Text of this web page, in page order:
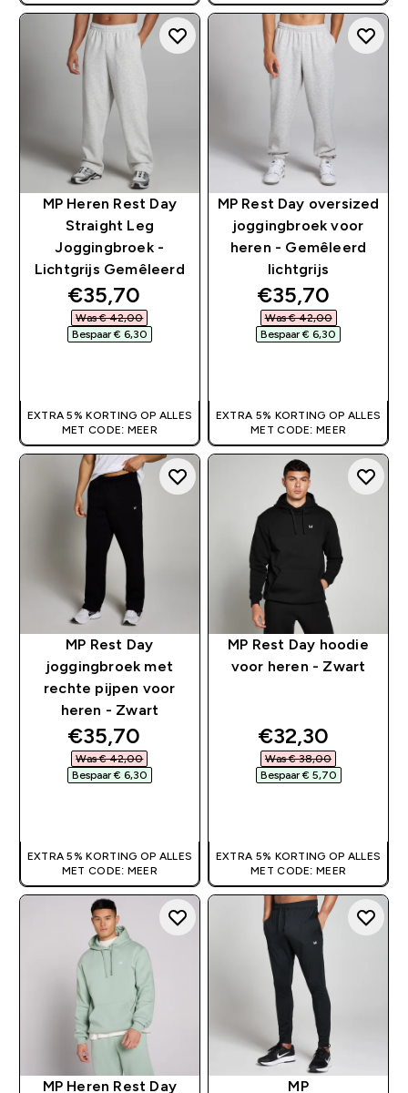
MP Heren Rest Day
Straight Leg
Joggingbroek -
Lichtgrijs Gemêleerd
discounted price
€35,70‎
Was € 42,00‎
Bespaar € 6,30‎
EXTRA 5% KORTING OP ALLES
MET CODE: MEER
MP Rest Day oversized
joggingbroek voor
heren - Gemêleerd
lichtgrijs
discounted
€35,70‎
Was € 42,00‎
Bespaar € 6,30‎
EXTRA 5% KORTING OP ALLES
MET CODE: MEER
MP Rest Day
joggingbroek met
rechte pijpen voor
heren - Zwart
discounted price
€35,70‎
Was € 42,00‎
Bespaar € 6,30‎
EXTRA 5% KORTING OP ALLES
MET CODE: MEER
MP Rest Day hoodie
voor heren - Zwart
discounted
€32,30‎
Was € 38,00‎
Bespaar € 5,70‎
EXTRA 5% KORTING OP ALLES
MET CODE: MEER
MP Heren Rest Day MP